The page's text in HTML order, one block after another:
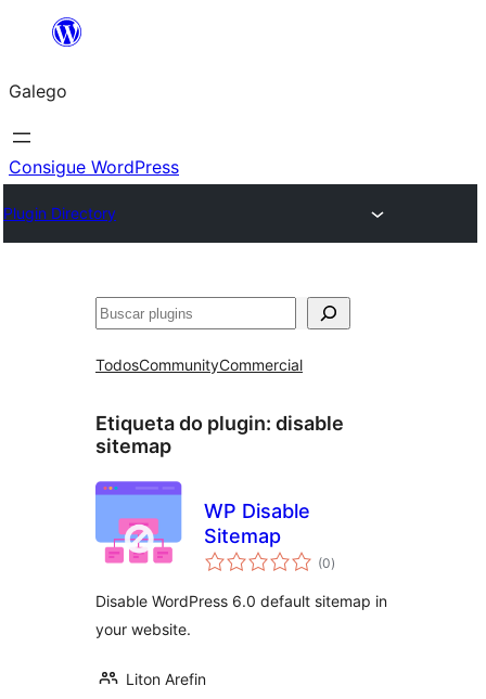
Saltar
contido
Galego
Consigue WordPress
Plugin Directory
Buscar
TodosCommunityCommercial
Etiqueta do plugin: disable
sitemap
WP Disable
Sitemap
(0valoracións
totais
)
Disable WordPress 6.0 default sitemap in
your website.
Liton Arefin